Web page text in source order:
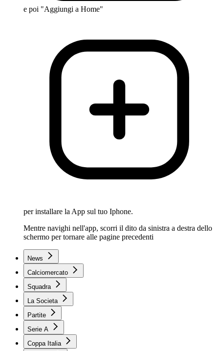
e poi "Aggiungi a Home"
per installare la App sul tuo Iphone.
Mentre navighi nell'app, scorri il dito da sinistra a destra dello
schermo per tornare alle pagine precedenti
News
Calciomercato
Squadra
La Societa
Partite
Serie A
Coppa Italia